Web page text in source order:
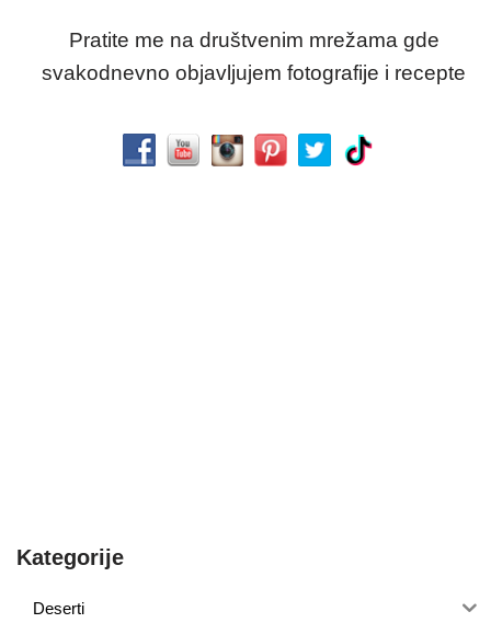
Pratite me na društvenim mrežama gde
svakodnevno objavljujem fotografije i recepte
Kategorije
Deserti